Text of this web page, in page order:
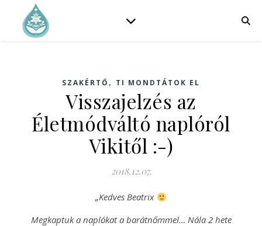
SZAKÉRTŐ , TI MONDTÁTOK EL
Visszajelzés az
Életmódváltó naplóról
Vikitől :-)
2018.12.07.
„Kedves Beatrix
Megkaptuk a naplókat a barátnőmmel… Nála 2 hete